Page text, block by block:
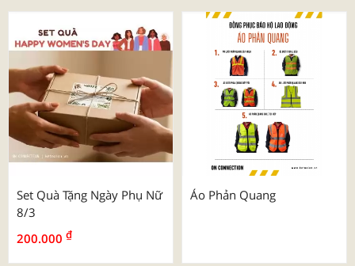
Set Quà Tặng Ngày Phụ Nữ
8/3
200.000 ₫
Áo Phản Quang